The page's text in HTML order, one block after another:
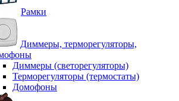
Рамки
Диммеры, терморегуляторы,
Диммеры (светорегуляторы)
Терморегуляторы (термостаты)
Домофоны